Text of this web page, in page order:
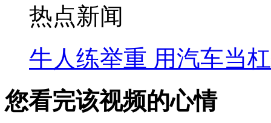
热点新闻
牛人练举重 用汽车当
您看完该视频的心情